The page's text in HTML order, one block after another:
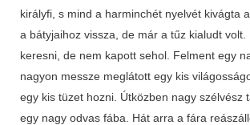
királyfi, s mind a harminchét nyelvét kivágta
a bátyjaihoz vissza, de már a tűz kialudt volt.
keresni, de nem kapott sehol. Felment egy
nagyon messze meglátott egy kis
egy kis tüzet hozni. Útközben nagy szélvész
egy nagy odvas fába. Hát arra a fára